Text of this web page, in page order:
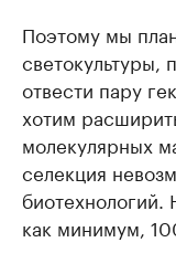
Поэтому мы
светокультуры,
отвести пару
хотим
молекулярных
селекция
биотехнологий.
как минимум,